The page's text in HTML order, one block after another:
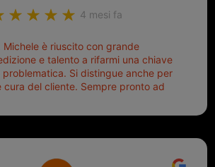
4 mesi fa
Michele è riuscito con grande
e talento a rifarmi una chiave
Si distingue anche per
cura del cliente. Sempre pronto ad